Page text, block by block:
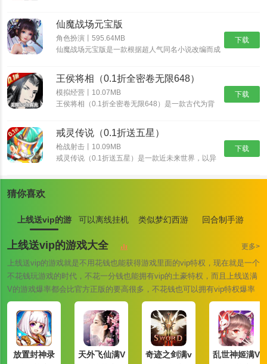
富贵阅读软件集锦
1、海量图书资源：整合多家网上书店和图书资源，涵盖小说、文
学、历史、科幻等各类图书。
2、本地导入：支持导入TXT、EPUB、MOBI等多种格式的电子书文
件，方便用户管理自己的图书馆。
喜欢的角色，不断的提高自我的魅力，如果玩家对我
和美女有个约会感兴趣的话，那就快来预约体验游玩
吧！
下载
仙魔战场元宝版
角色扮演丨595.64MB
仙魔战场元宝版是一款根据超人气同名小说改编而成
世界，穿梭在神秘的仙魔大陆，沉浸式交友修炼，酣
战各路仙魔。
下载
王侯将相（0.1折全密卷无限648）
模拟经营丨10.07MB
王侯将相（0.1折全密卷无限648）是一款古代为背
能，酣畅淋漓的战斗让你热血澎湃！
下载
戒灵传说（0.1折送五星）
枪战射击丨10.09MB
戒灵传说（0.1折送五星）是一款近未来世界，以异
新卡组，海量卡牌搭配及阵营组合，衍生出丰富策略
猜你喜欢
上线送vip的游
戏大全
可以离线挂机
游戏大全
类似梦幻西游 回合制手游
上线送vip的游戏大全 更多>
上线送vip的游戏就是不用花钱也能获得游戏里面的vip特权，现在就是一个
不花钱玩游戏的时代，不花一分钱也能拥有vip的土豪特权，而且上线送满
V的游戏爆率都会比官方正版的要高很多，不花钱也可以拥有vip特权爆率
也是翻倍的上调，您还在等什么快来下载一款试试吧！
放置封神录
天外飞仙满V
奇迹之剑满v
乱世神姬满V